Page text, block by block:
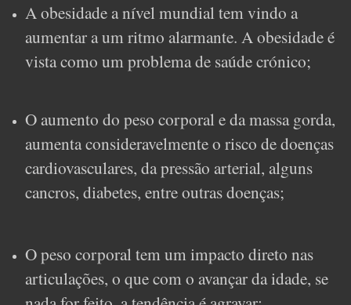
A obesidade a nível mundial tem vindo a
aumentar a um ritmo alarmante. A obesidade é
vista como um problema de saúde crónico;
O aumento do peso corporal e da massa gorda,
aumenta consideravelmente o risco de doenças
cardiovasculares, da pressão arterial, alguns
cancros, diabetes, entre outras doenças;
O peso corporal tem um impacto direto nas
articulações, o que com o avançar da idade, se